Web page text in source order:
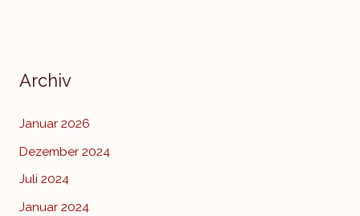
Archiv
Januar 2026
Dezember 2024
Juli 2024
Januar 2024